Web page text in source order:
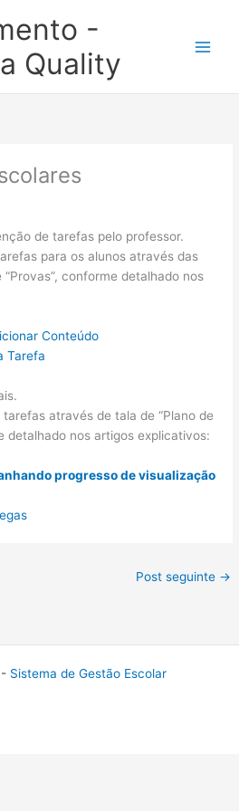
-
Quality
de tarefas pelo professor.
para os alunos através das
“Provas”, conforme detalhado nos
Conteúdo
Tarefa
através de tala de “Plano de
detalhado nos artigos explicativos:
progresso de visualização
Post seguinte →
- Sistema de Gestão Escolar